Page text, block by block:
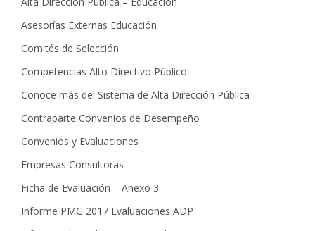
Asesorías Externas Educación
Comités de Selección
Competencias Alto Directivo Público
Conoce más del Sistema de Alta Dirección Pública
Contraparte Convenios de Desempeño
Convenios y Evaluaciones
Empresas Consultoras
Ficha de Evaluación – Anexo 3
Informe PMG 2017 Evaluaciones ADP